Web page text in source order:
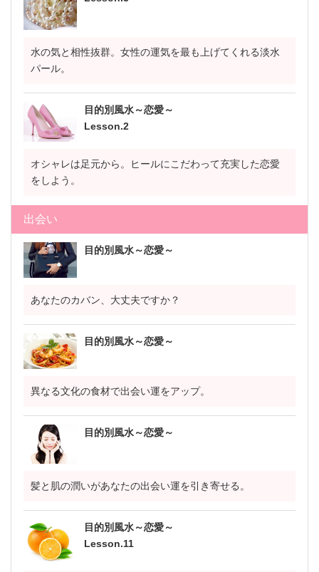
水の気と相性抜群。女性の運気を最も上げてくれる淡水
パール。
目的別風水～恋愛～
Lesson.2
オシャレは足元から。ヒールにこだわって充実した恋愛
をしよう。
出会い
目的別風水～恋愛～
あなたのカバン、大丈夫ですか？
目的別風水～恋愛～
異なる文化の食材で出会い運をアップ。
目的別風水～恋愛～
髪と肌の潤いがあなたの出会い運を引き寄せる。
目的別風水～恋愛～
Lesson.11